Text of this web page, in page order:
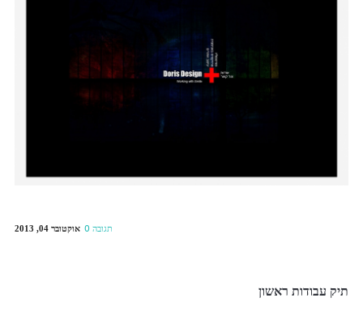
אוקטובר 04, 2013 0 תגובה
תיק עבודות ראשון